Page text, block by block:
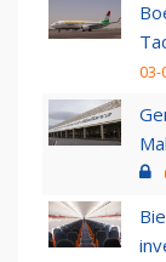
03-